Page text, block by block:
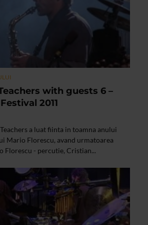
with guests 6 –
2011
a luat fiinta in toamna anului
Mario Florescu, avand urmatoarea
Florescu - percutie, Cristian...